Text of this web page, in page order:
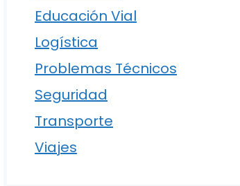
Educación Vial
Logística
Problemas Técnicos
Seguridad
Transporte
Viajes